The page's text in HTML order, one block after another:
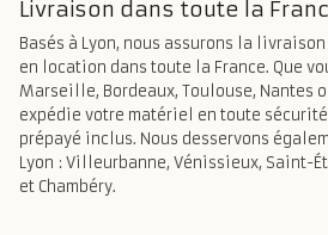
Livraison dans toute la
Basés à Lyon, nous assurons la
en location dans toute la France. Que
Marseille, Bordeaux, Toulouse, Nantes
expédie votre matériel en toute
prépayé inclus. Nous desservons
Lyon : Villeurbanne, Vénissieux, Saint-
et Chambéry.